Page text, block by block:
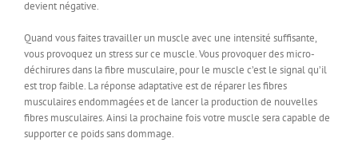
devient négative.
Quand vous faites travailler un muscle avec une intensité suffisante,
vous provoquez un stress sur ce muscle. Vous provoquer des micro-
déchirures dans la fibre musculaire, pour le muscle c’est le signal qu’il
est trop faible. La réponse adaptative est de réparer les fibres
musculaires endommagées et de lancer la production de nouvelles
fibres musculaires. Ainsi la prochaine fois votre muscle sera capable de
supporter ce poids sans dommage.